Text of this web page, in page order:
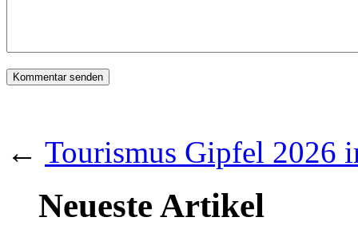
← Tourismus Gipfel 2026
Neueste Artikel